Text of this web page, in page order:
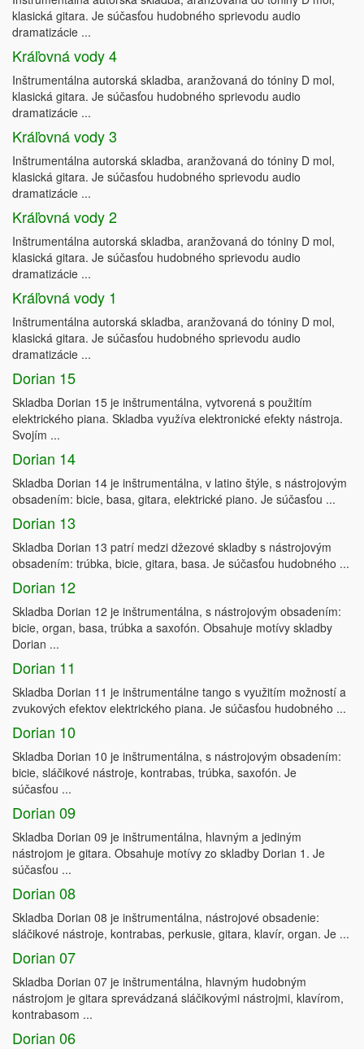
klasická gitara. Je súčasťou hudobného sprievodu audio
dramatizácie ...
Kráľovná vody 4
Inštrumentálna autorská skladba, aranžovaná do tóniny D mol,
klasická gitara. Je súčasťou hudobného sprievodu audio
dramatizácie ...
Kráľovná vody 3
Inštrumentálna autorská skladba, aranžovaná do tóniny D mol,
klasická gitara. Je súčasťou hudobného sprievodu audio
dramatizácie ...
Kráľovná vody 2
Inštrumentálna autorská skladba, aranžovaná do tóniny D mol,
klasická gitara. Je súčasťou hudobného sprievodu audio
dramatizácie ...
Kráľovná vody 1
Inštrumentálna autorská skladba, aranžovaná do tóniny D mol,
klasická gitara. Je súčasťou hudobného sprievodu audio
dramatizácie ...
Dorian 15
Skladba Dorian 15 je inštrumentálna, vytvorená s použitím
elektrického piana. Skladba využíva elektronické efekty nástroja.
Svojím ...
Dorian 14
Skladba Dorian 14 je inštrumentálna, v latino štýle, s nástrojovým
obsadením: bicie, basa, gitara, elektrické piano. Je súčasťou ...
Dorian 13
Skladba Dorian 13 patrí medzi džezové skladby s nástrojovým
obsadením: trúbka, bicie, gitara, basa. Je súčasťou hudobného ...
Dorian 12
Skladba Dorian 12 je inštrumentálna, s nástrojovým obsadením:
bicie, organ, basa, trúbka a saxofón. Obsahuje motívy skladby
Dorian ...
Dorian 11
Skladba Dorian 11 je inštrumentálne tango s využitím možností a
zvukových efektov elektrického piana. Je súčasťou hudobného ...
Dorian 10
Skladba Dorian 10 je inštrumentálna, s nástrojovým obsadením:
bicie, sláčikové nástroje, kontrabas, trúbka, saxofón. Je
súčasťou ...
Dorian 09
Skladba Dorian 09 je inštrumentálna, hlavným a jediným
nástrojom je gitara. Obsahuje motívy zo skladby Dorian 1. Je
súčasťou ...
Dorian 08
Skladba Dorian 08 je inštrumentálna, nástrojové obsadenie:
sláčikové nástroje, kontrabas, perkusie, gitara, klavír, organ. Je ...
Dorian 07
Skladba Dorian 07 je inštrumentálna, hlavným hudobným
nástrojom je gitara sprevádzaná sláčikovými nástrojmi, klavírom,
kontrabasom ...
Dorian 06